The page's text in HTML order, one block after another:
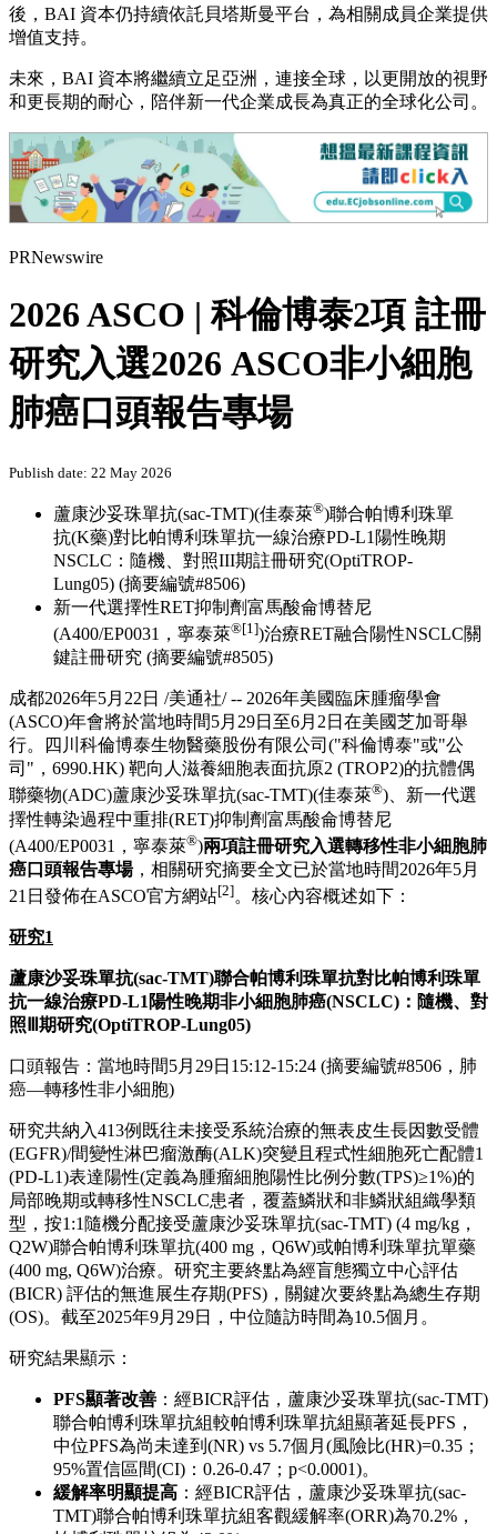
視野和跨區域能力。依託自身多年來建立起的合作夥伴體系，
特別是與全球科技領軍企業及戰略產業夥伴的深度合作，以及
成了兼具本土洞察與全球協同能力的平台優勢。
開展業務，擁有超過 75,000 名員工。公司在 2025 財年實現營
收 190 億歐元。貝塔斯曼始終代表著創造力與企業家精神，持
續打造一流的媒體內容與創新的服務解決方案，為全球客戶帶
來啟發與價值。BAI 資本前身為貝塔斯曼集團旗下的貝塔斯曼
後，BAI 資本仍持續依託貝塔斯曼平台，為相關成員企業提供
未來，BAI 資本將繼續立足亞洲，連接全球，以更開放的視野
和更長期的耐心，陪伴新一代企業成長為真正的全球化公司。
PRNewswire
2026 ASCO | 科倫博泰2項 註冊
研究入選2026 ASCO非小細胞
肺癌口頭報告專場
蘆康沙妥珠單抗(sac-TMT)(佳泰萊®)聯合帕博利珠單
抗(K藥)對比帕博利珠單抗一線治療PD-L1陽性晚期
Lung05) (摘要編號#8506)
新一代選擇性RET抑制劑富馬酸侖博替尼
(A400/EP0031，寧泰萊
[1] )治療RET融合陽性NSCLC關
鍵註冊研究 (摘要編號#8505)
成都2026年5月22日/美通社/ -- 2026年美國臨床腫瘤學會
(ASCO)年會將於當地時間5月29日至6月2日在美國芝加哥舉
行。四川科倫博泰生物醫藥股份有限公司("科倫博泰"或"公
司"，6990.HK) 靶向人滋養細胞表面抗原2 (TROP2)的抗體偶
聯藥物(ADC)蘆康沙妥珠單抗(sac-TMT)(佳泰萊® )、新一代選
擇性轉染過程中重排(RET)抑制劑富馬酸侖博替尼
®
癌口頭報告專場
21日發佈在ASCO官方網站
。核心內容概述如下：
蘆康沙妥珠單抗(sac-TMT) 聯合帕博利珠單抗對比帕博利珠單
抗一線治療PD-L1陽性晚期非小細胞肺癌(NSCLC)：隨機、對
照Ⅲ期研究(OptiTROP-Lung05)